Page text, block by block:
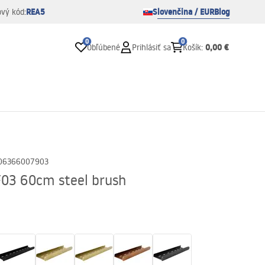
kód:REA5 Slovenčina / EURBlog
0
Obľúbené Prihlásiť sa
0
Košík: 0,00 €
60cm steel brush